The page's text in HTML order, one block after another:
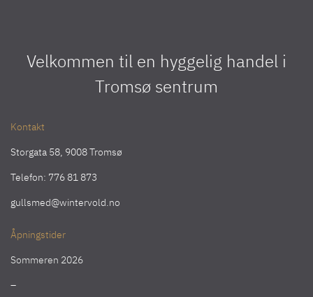
Velkommen til en hyggelig handel i
Tromsø sentrum
Kontakt
Storgata 58, 9008 Tromsø
Telefon: 776 81 873
gullsmed@wintervold.no
Åpningstider
Sommeren 2026
–